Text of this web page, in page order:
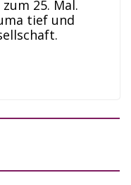
25. Mal.
tief und